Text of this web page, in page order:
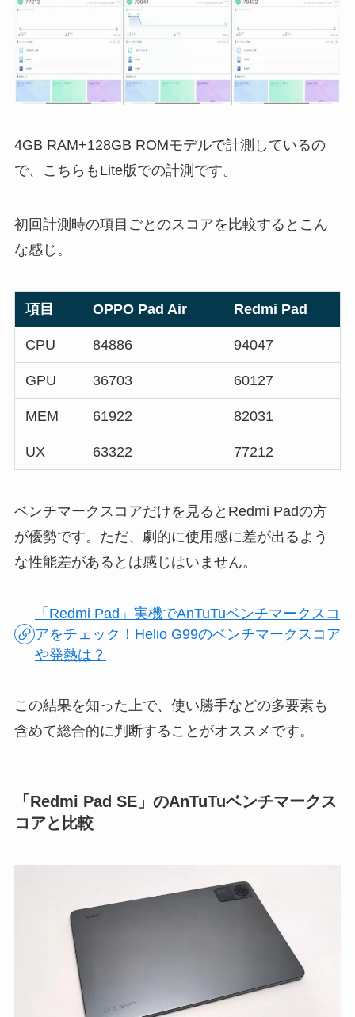
4GB RAM+128GB ROMモデルで計測しているの
で、こちらもLite版での計測です。
初回計測時の項目ごとのスコアを比較するとこん
な感じ。
項目 OPPO Pad Air Redmi Pad
CPU 84886 94047
GPU 36703 60127
MEM 61922 82031
UX 63322 77212
ベンチマークスコアだけを見るとRedmi Padの方
が優勢です。ただ、劇的に使用感に差が出るよう
な性能差があるとは感じはいません。
「Redmi Pad」実機でAnTuTuベンチマークスコ
アをチェック！Helio G99のベンチマークスコア
や発熱は？
この結果を知った上で、使い勝手などの多要素も
含めて総合的に判断することがオススメです。
「Redmi Pad SE」のAnTuTuベンチマークス
コアと比較